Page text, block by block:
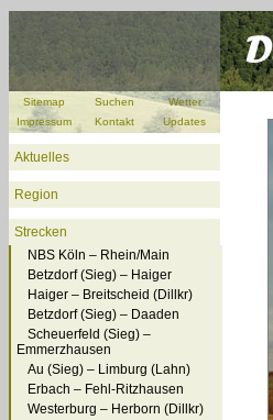
Sitemap Suchen
Wetter
Impressum
Kontakt Updates
Aktuelles
Region
Strecken
NBS Köln – Rhein/Main
Betzdorf (Sieg) – Haiger
Haiger – Breitscheid (Dillkr)
Betzdorf (Sieg) – Daaden
Scheuerfeld (Sieg) –
Emmerzhausen
Au (Sieg) – Limburg (Lahn)
Erbach – Fehl-Ritzhausen
Westerburg – Herborn (Dillkr)